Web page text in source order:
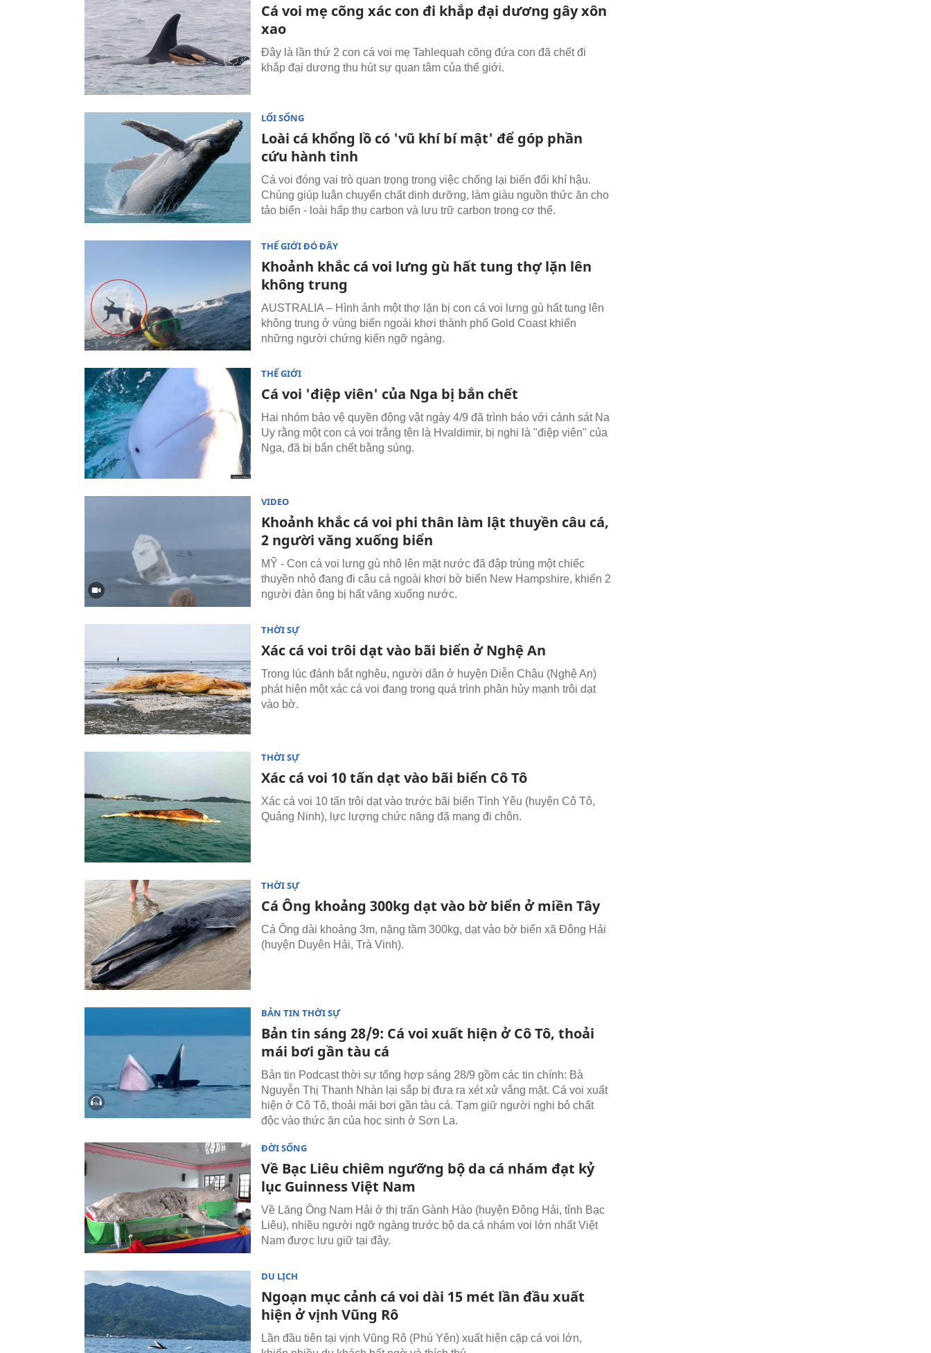
Cá voi mẹ cõng xác con đi khắp đại dương gây xôn
xao
Đây là lần thứ 2 con cá voi mẹ Tahlequah cõng đứa con đã chết đi
khắp đại dương thu hút sự quan tâm của thế giới.
LỐI SỐNG
Loài cá khổng lồ có 'vũ khí bí mật' để góp phần
cứu hành tinh
Cá voi đóng vai trò quan trọng trong việc chống lại biến đổi khí hậu.
Chúng giúp luân chuyển chất dinh dưỡng, làm giàu nguồn thức ăn cho
tảo biển - loài hấp thụ carbon và lưu trữ carbon trong cơ thể.
THẾ GIỚI ĐÓ ĐÂY
Khoảnh khắc cá voi lưng gù hất tung thợ lặn lên
không trung
AUSTRALIA – Hình ảnh một thợ lặn bị con cá voi lưng gù hất tung lên
không trung ở vùng biển ngoài khơi thành phố Gold Coast khiến
những người chứng kiến ngỡ ngàng.
THẾ GIỚI
Cá voi 'điệp viên' của Nga bị bắn chết
Hai nhóm bảo vệ quyền động vật ngày 4/9 đã trình báo với cảnh sát Na
Uy rằng một con cá voi trắng tên là Hvaldimir, bị nghi là "điệp viên" của
Nga, đã bị bắn chết bằng súng.
VIDEO
Khoảnh khắc cá voi phi thân làm lật thuyền câu cá,
2 người văng xuống biển
MỸ - Con cá voi lưng gù nhô lên mặt nước đã đập trúng một chiếc
thuyền nhỏ đang đi câu cá ngoài khơi bờ biển New Hampshire, khiến 2
người đàn ông bị hất văng xuống nước.
THỜI SỰ
Xác cá voi trôi dạt vào bãi biển ở Nghệ An
Trong lúc đánh bắt nghêu, người dân ở huyện Diễn Châu (Nghệ An)
phát hiện một xác cá voi đang trong quá trình phân hủy mạnh trôi dạt
vào bờ.
THỜI SỰ
Xác cá voi 10 tấn dạt vào bãi biển Cô Tô
Xác cá voi 10 tấn trôi dạt vào trước bãi biển Tình Yêu (huyện Cô Tô,
Quảng Ninh), lực lượng chức năng đã mang đi chôn.
THỜI SỰ
Cá Ông khoảng 300kg dạt vào bờ biển ở miền Tây
Cá Ông dài khoảng 3m, nặng tầm 300kg, dạt vào bờ biển xã Đông Hải
(huyện Duyên Hải, Trà Vinh).
BẢN TIN THỜI SỰ
Bản tin sáng 28/9: Cá voi xuất hiện ở Cô Tô, thoải
mái bơi gần tàu cá
Bản tin Podcast thời sự tổng hợp sáng 28/9 gồm các tin chính: Bà
Nguyễn Thị Thanh Nhàn lại sắp bị đưa ra xét xử vắng mặt. Cá voi xuất
hiện ở Cô Tô, thoải mái bơi gần tàu cá. Tạm giữ người nghi bỏ chất
độc vào thức ăn của học sinh ở Sơn La.
ĐỜI SỐNG
Về Bạc Liêu chiêm ngưỡng bộ da cá nhám đạt kỷ
lục Guinness Việt Nam
Về Lăng Ông Nam Hải ở thị trấn Gành Hào (huyện Đông Hải, tỉnh Bạc
Liêu), nhiều người ngỡ ngàng trước bộ da cá nhám voi lớn nhất Việt
Nam được lưu giữ tại đây.
DU LỊCH
Ngoạn mục cảnh cá voi dài 15 mét lần đầu xuất
hiện ở vịnh Vũng Rô
Lần đầu tiên tại vịnh Vũng Rô (Phú Yên) xuất hiện cặp cá voi lớn,